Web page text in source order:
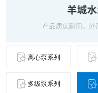
离心泵系列
多级泵系列